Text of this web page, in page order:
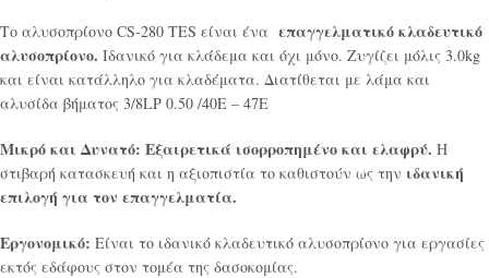
Το αλυσοπρίονο CS-280 TES είναι ένα επαγγελματικό κλαδευτικό
αλυσοπρίονο. Ιδανικό για κλάδεμα και όχι μόνο. Ζυγίζει μόλις 3.0kg
και είναι κατάλληλο για κλαδέματα. Διατίθεται με λάμα και
αλυσίδα βήματος 3/8LP 0.50 /40E – 47E
Μικρό και Δυνατό: Εξαιρετικά ισορροπημένο και ελαφρύ. Η
στιβαρή κατασκευή και η αξιοπιστία το καθιστούν ως την ιδανική
επιλογή για τον επαγγελματία.
Εργονομικό: Είναι το ιδανικό κλαδευτικό αλυσοπρίονο για εργασίες
εκτός εδάφους στον τομέα της δασοκομίας.